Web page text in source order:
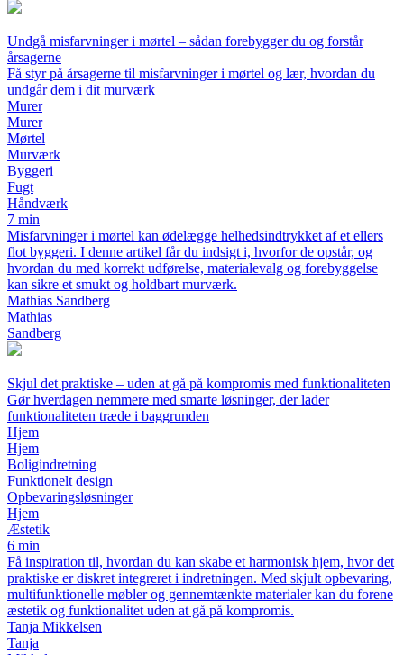
Undgå misfarvninger i mørtel – sådan forebygger du og forstår
årsagerne
Få styr på årsagerne til misfarvninger i mørtel og lær, hvordan du
undgår dem i dit murværk
Murer
Murer
Mørtel
Murværk
Byggeri
Fugt
Håndværk
7 min
Misfarvninger i mørtel kan ødelægge helhedsindtrykket af et ellers
flot byggeri. I denne artikel får du indsigt i, hvorfor de opstår, og
hvordan du med korrekt udførelse, materialevalg og forebyggelse
kan sikre et smukt og holdbart murværk.
Mathias Sandberg
Mathias
Sandberg
Skjul det praktiske – uden at gå på kompromis med funktionaliteten
Gør hverdagen nemmere med smarte løsninger, der lader
funktionaliteten træde i baggrunden
Hjem
Hjem
Boligindretning
Funktionelt design
Opbevaringsløsninger
Hjem
Æstetik
6 min
Få inspiration til, hvordan du kan skabe et harmonisk hjem, hvor det
praktiske er diskret integreret i indretningen. Med skjult opbevaring,
multifunktionelle møbler og gennemtænkte materialer kan du forene
æstetik og funktionalitet uden at gå på kompromis.
Tanja Mikkelsen
Tanja